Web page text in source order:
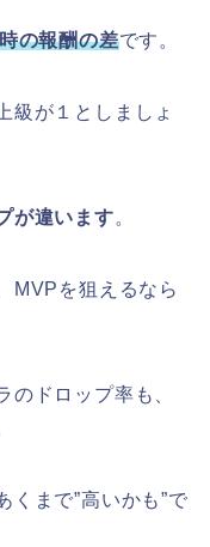
の報酬の差です。
級が１としましょ
が違います。
MVPを狙えるなら
のドロップ率も、
くまで”高いかも”で